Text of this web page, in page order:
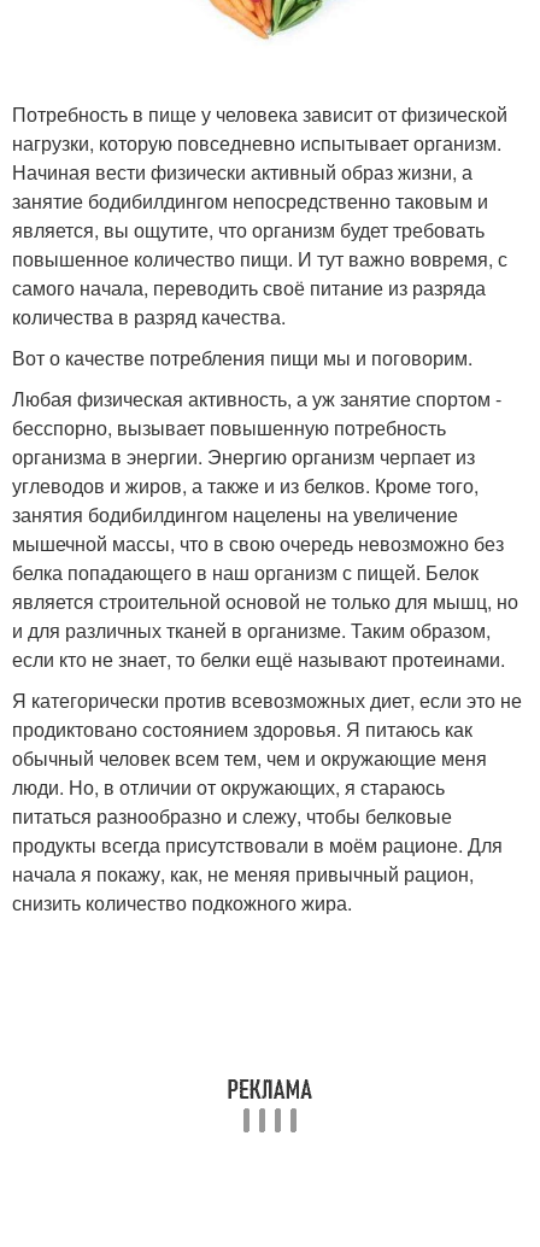
Потребность в пище у человека зависит от физической
нагрузки, которую повседневно испытывает организм.
Начиная вести физически активный образ жизни, а
занятие бодибилдингом непосредственно таковым и
является, вы ощутите, что организм будет требовать
повышенное количество пищи. И тут важно вовремя, с
самого начала, переводить своё питание из разряда
количества в разряд качества.
Вот о качестве потребления пищи мы и поговорим.
Любая физическая активность, а уж занятие спортом -
бесспорно, вызывает повышенную потребность
организма в энергии. Энергию организм черпает из
углеводов и жиров, а также и из белков. Кроме того,
занятия бодибилдингом нацелены на увеличение
мышечной массы, что в свою очередь невозможно без
белка попадающего в наш организм с пищей. Белок
является строительной основой не только для мышц, но
и для различных тканей в организме. Таким образом,
если кто не знает, то белки ещё называют протеинами.
Я категорически против всевозможных диет, если это не
продиктовано состоянием здоровья. Я питаюсь как
обычный человек всем тем, чем и окружающие меня
люди. Но, в отличии от окружающих, я стараюсь
питаться разнообразно и слежу, чтобы белковые
продукты всегда присутствовали в моём рационе. Для
начала я покажу, как, не меняя привычный рацион,
снизить количество подкожного жира.